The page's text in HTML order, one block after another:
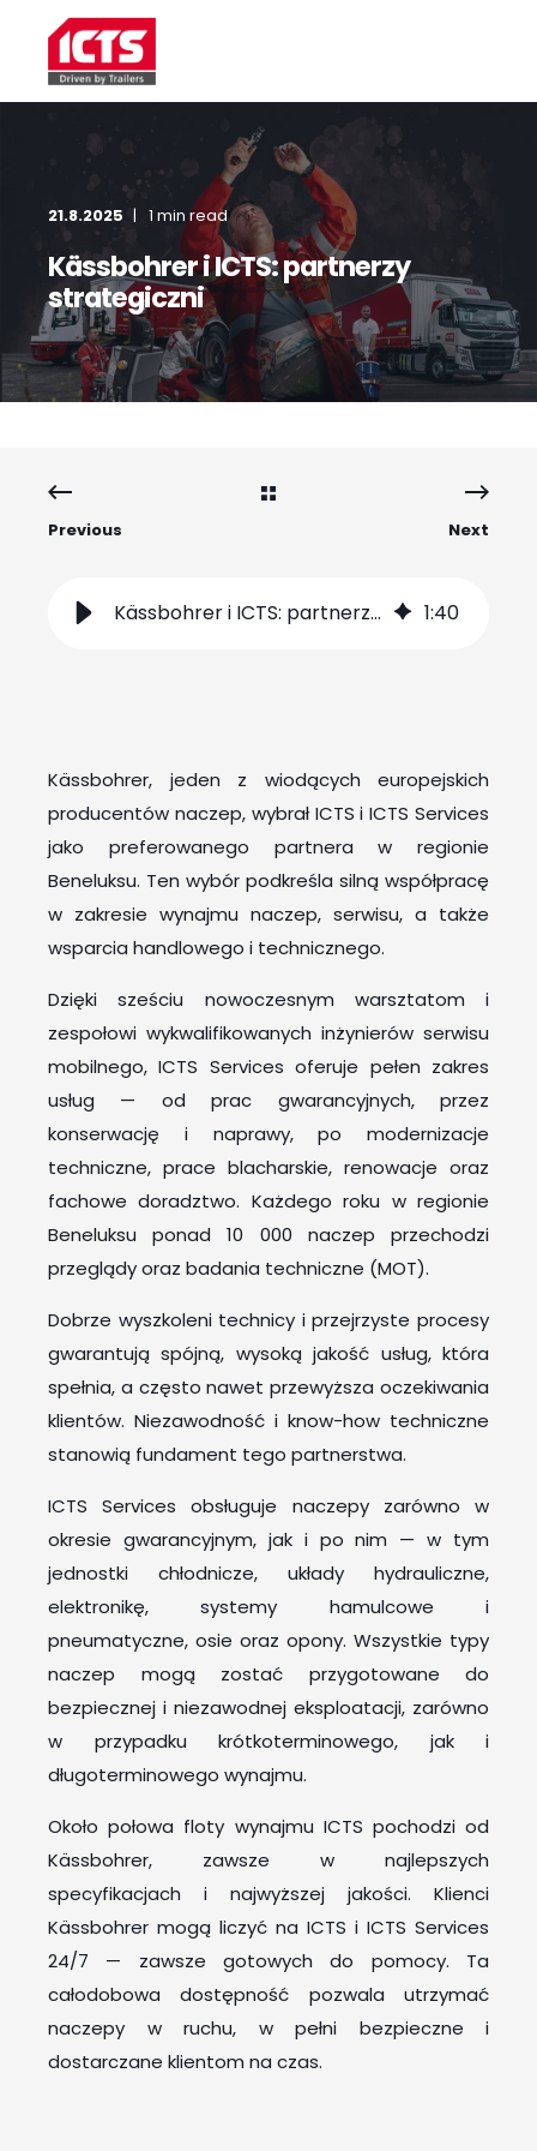
21.8.2025 1 min read
Kässbohrer i ICTS: partnerzy
strategiczni
Previous Next
Kässbohrer i ICTS: partnerzy strategiczni 1:40
Kässbohrer, jeden z wiodących europejskich
producentów naczep, wybrał ICTS i ICTS Services
jako preferowanego partnera w regionie
Beneluksu. Ten wybór podkreśla silną współpracę
w zakresie wynajmu naczep, serwisu, a także
wsparcia handlowego i technicznego.
Dzięki sześciu nowoczesnym warsztatom i
zespołowi wykwalifikowanych inżynierów serwisu
mobilnego, ICTS Services oferuje pełen zakres
usług — od prac gwarancyjnych, przez
konserwację i naprawy, po modernizacje
techniczne, prace blacharskie, renowacje oraz
fachowe doradztwo. Każdego roku w regionie
Beneluksu ponad 10 000 naczep przechodzi
przeglądy oraz badania techniczne (MOT).
Dobrze wyszkoleni technicy i przejrzyste procesy
gwarantują spójną, wysoką jakość usług, która
spełnia, a często nawet przewyższa oczekiwania
klientów. Niezawodność i know-how techniczne
stanowią fundament tego partnerstwa.
ICTS Services obsługuje naczepy zarówno w
okresie gwarancyjnym, jak i po nim — w tym
jednostki chłodnicze, układy hydrauliczne,
elektronikę, systemy hamulcowe i
pneumatyczne, osie oraz opony. Wszystkie typy
naczep mogą zostać przygotowane do
bezpiecznej i niezawodnej eksploatacji, zarówno
w przypadku krótkoterminowego, jak i
długoterminowego wynajmu.
Około połowa floty wynajmu ICTS pochodzi od
Kässbohrer, zawsze w najlepszych
specyfikacjach i najwyższej jakości. Klienci
Kässbohrer mogą liczyć na ICTS i ICTS Services
24/7 — zawsze gotowych do pomocy. Ta
całodobowa dostępność pozwala utrzymać
naczepy w ruchu, w pełni bezpieczne i
dostarczane klientom na czas.